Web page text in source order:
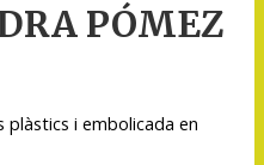
PÓMEZ
plàstics i embolicada en